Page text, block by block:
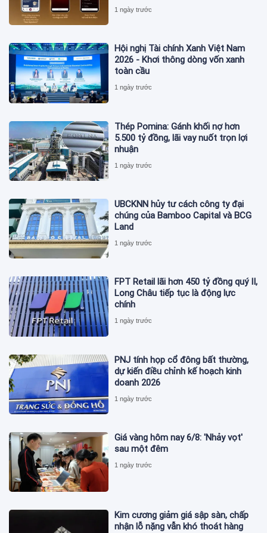
1 ngày trước
Hội nghị Tài chính Xanh Việt Nam
2026 - Khơi thông dòng vốn xanh
toàn cầu
1 ngày trước
Thép Pomina: Gánh khối nợ hơn
5.500 tỷ đồng, lãi vay nuốt trọn lợi
nhuận
1 ngày trước
UBCKNN hủy tư cách công ty đại
chúng của Bamboo Capital và BCG
Land
1 ngày trước
FPT Retail lãi hơn 450 tỷ đồng quý II,
Long Châu tiếp tục là động lực
chính
1 ngày trước
PNJ tính họp cổ đông bất thường,
dự kiến điều chỉnh kế hoạch kinh
doanh 2026
1 ngày trước
Giá vàng hôm nay 6/8: 'Nhảy vọt'
sau một đêm
1 ngày trước
Kim cương giảm giá sập sàn, chấp
nhận lỗ nặng vẫn khó thoát hàng